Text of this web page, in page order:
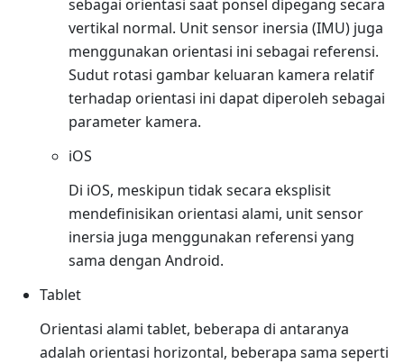
sebagai orientasi saat ponsel dipegang secara
vertikal normal. Unit sensor inersia (IMU) juga
menggunakan orientasi ini sebagai referensi.
Sudut rotasi gambar keluaran kamera relatif
terhadap orientasi ini dapat diperoleh sebagai
parameter kamera.
iOS
Di iOS, meskipun tidak secara eksplisit
mendefinisikan orientasi alami, unit sensor
inersia juga menggunakan referensi yang
sama dengan Android.
Tablet
Orientasi alami tablet, beberapa di antaranya
adalah orientasi horizontal, beberapa sama seperti